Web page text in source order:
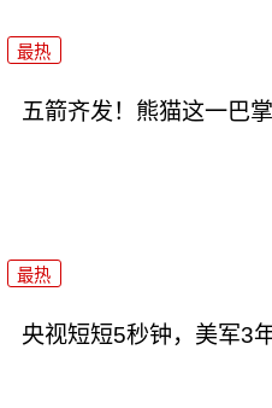
最热
五箭齐发！熊猫这一巴
最热
央视短短5秒钟，美军3